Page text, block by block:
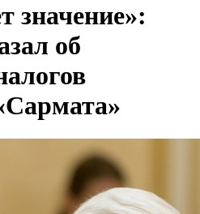
значение»:
об